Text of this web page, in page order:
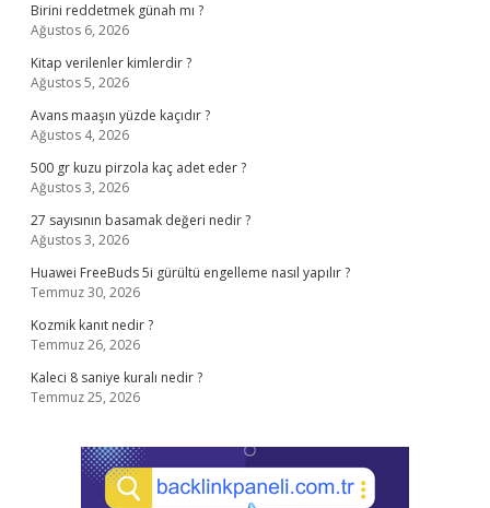
Birini reddetmek günah mı ?
Ağustos 6, 2026
Kitap verilenler kimlerdir ?
Ağustos 5, 2026
Avans maaşın yüzde kaçıdır ?
Ağustos 4, 2026
500 gr kuzu pirzola kaç adet eder ?
Ağustos 3, 2026
27 sayısının basamak değeri nedir ?
Ağustos 3, 2026
Huawei FreeBuds 5i gürültü engelleme nasıl yapılır ?
Temmuz 30, 2026
Kozmik kanıt nedir ?
Temmuz 26, 2026
Kaleci 8 saniye kuralı nedir ?
Temmuz 25, 2026